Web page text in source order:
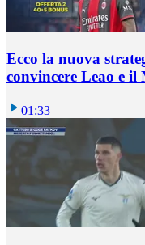
Ecco la nuova
convincere Leao e il
01:33